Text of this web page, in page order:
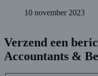
10 november 2023
Verzend een
Accountants &